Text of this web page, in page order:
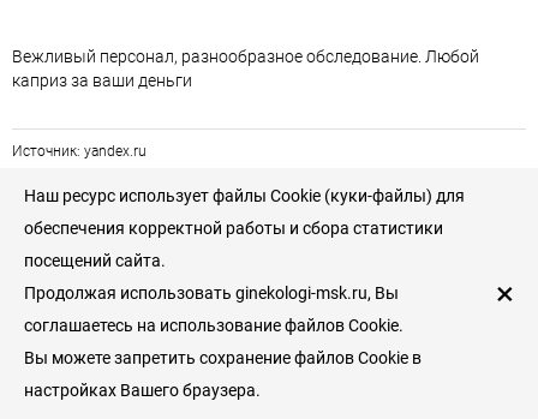
Вежливый персонал, разнообразное обследование. Любой
каприз за ваши деньги
Источник: yandex.ru
Отзыв полезен? 0 0
Елена Юренко 23.08.2019
Я наблюдаюсь в лечебно-диагностическом центре с 9 недель
своей беременности. Сейчас уже пошла 34 неделя.
Обслуживанием довольна на все 100%. Персонал просто
замечательный! В программу ведения беременности входит
абсолютно всё! Все необходимые документы, обменная карта,
Наш ресурс использует файлы Cookie (куки-файлы) для
обеспечения корректной работы и сбора статистики
посещений сайта.
Продолжая использовать ginekologi-msk.ru, Вы
соглашаетесь на использование файлов Cookie.
Вы можете запретить сохранение файлов Cookie в
настройках Вашего браузера.
×